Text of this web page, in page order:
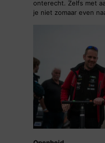
onterecht. Zelfs met
je niet zomaar even